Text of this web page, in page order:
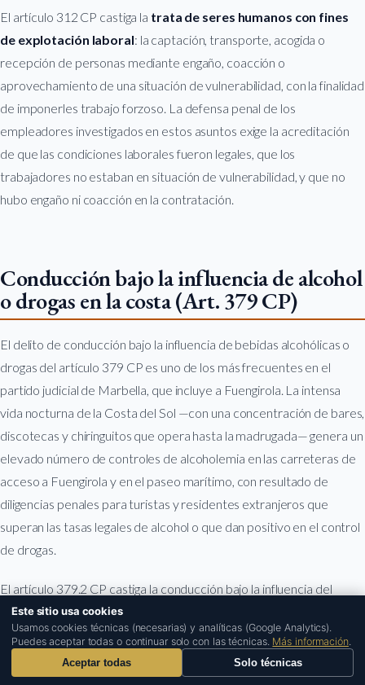
El artículo 312 CP castiga la trata de seres humanos con fines
de explotación laboral: la captación, transporte, acogida o
recepción de personas mediante engaño, coacción o
aprovechamiento de una situación de vulnerabilidad, con la finalidad
de imponerles trabajo forzoso. La defensa penal de los
empleadores investigados en estos asuntos exige la acreditación
de que las condiciones laborales fueron legales, que los
trabajadores no estaban en situación de vulnerabilidad, y que no
hubo engaño ni coacción en la contratación.
Conducción bajo la influencia de alcohol
o drogas en la costa (Art. 379 CP)
El delito de conducción bajo la influencia de bebidas alcohólicas o
drogas del artículo 379 CP es uno de los más frecuentes en el
partido judicial de Marbella, que incluye a Fuengirola. La intensa
vida nocturna de la Costa del Sol —con una concentración de bares,
discotecas y chiringuitos que opera hasta la madrugada— genera un
elevado número de controles de alcoholemia en las carreteras de
acceso a Fuengirola y en el paseo marítimo, con resultado de
diligencias penales para turistas y residentes extranjeros que
superan las tasas legales de alcohol o que dan positivo en el control
de drogas.
El artículo 379.2 CP castiga la conducción bajo la influencia del
alcohol con tasa superior a 0,60 mg/l en aire espirado (equivalente
a 1,2 g/l en sangre) o bajo la influencia de drogas con multa de tres a
seis meses y privación del derecho a conducir de uno a cuatro años.
La defensa penal en estos asuntos puede incluir la impugnación del
Este sitio usa cookies
Usamos cookies técnicas (necesarias) y analíticas (Google Analytics).
Puedes aceptar todas o continuar solo con las técnicas. Más información.
Aceptar todas
Solo técnicas